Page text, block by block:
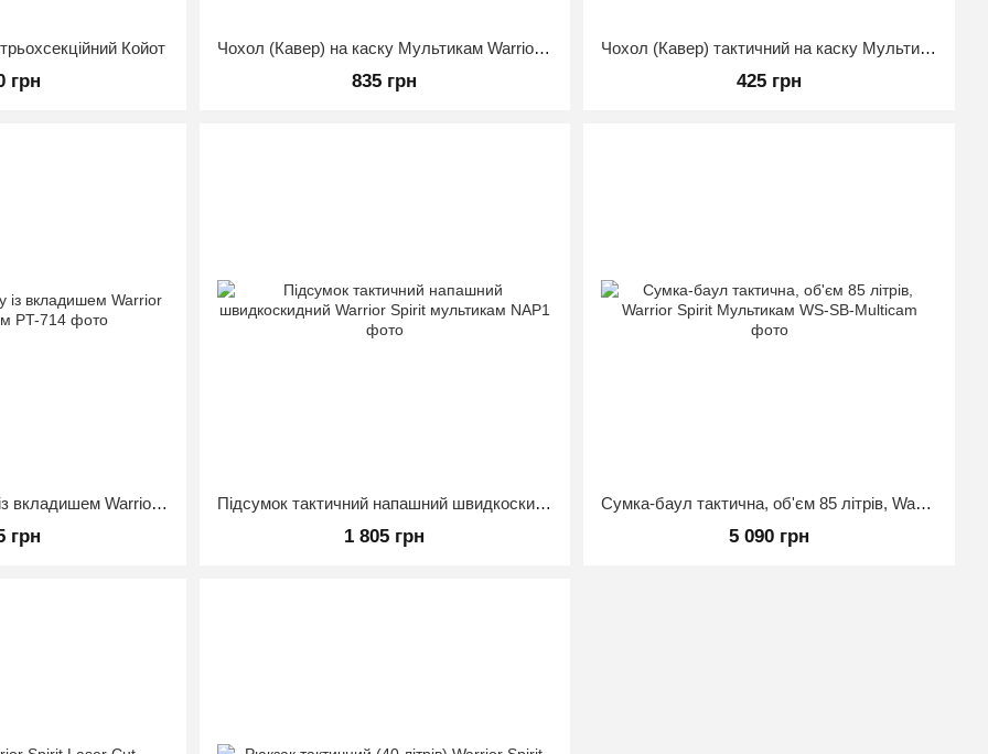
Койот
грн
Чохол (Кавер) на каску Мультикам Warrior Spirit
835 грн
Чохол (Кавер) тактичний на каску Мультикам Warrior Spirit
425 грн
Підсумок під аптечку із вкладишем Warrior Spirit Мультикам
грн
Підсумок тактичний напашний швидкоскидний Warrior Spirit мультикам
1 805 грн
Сумка-баул тактична, об'єм 85 літрів, Warrior Spirit Мультикам
5 090 грн